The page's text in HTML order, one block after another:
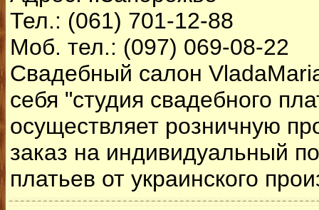
Тел.: (061) 701-12-88
Моб. тел.: (097) 069-08-22
Свадебный салон
себя "студия свадебного
осуществляет розничную
заказ на индивидуальный
платьев от украинского